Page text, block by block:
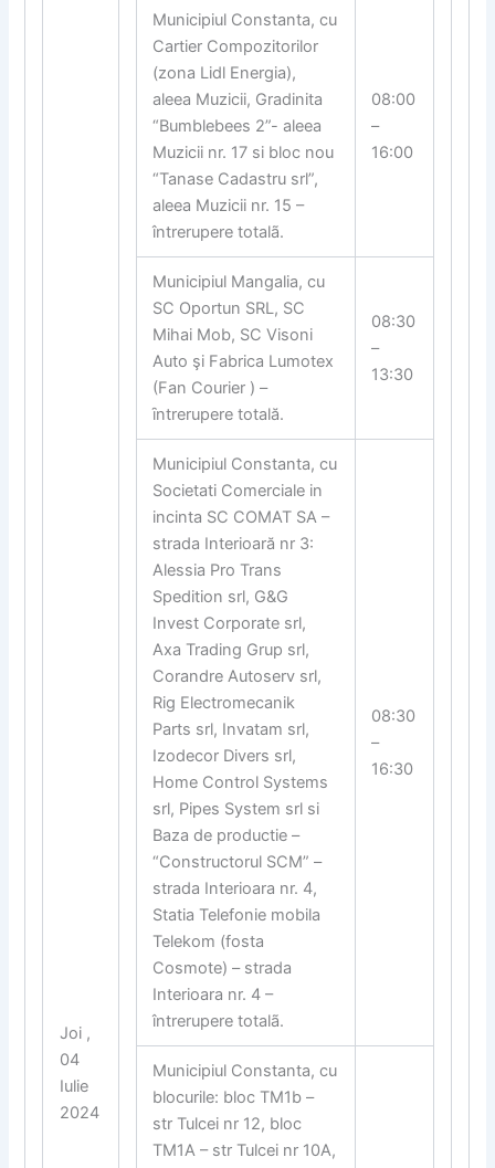
Joi ,
04
Iulie
2024
Municipiul Constanta, cu
Cartier Compozitorilor
(zona Lidl Energia),
aleea Muzicii, Gradinita
“Bumblebees 2”- aleea
Muzicii nr. 17 si bloc nou
“Tanase Cadastru srl”,
aleea Muzicii nr. 15 –
întrerupere totalã.
08:00
–
16:00
Municipiul Mangalia, cu
SC Oportun SRL, SC
Mihai Mob, SC Visoni
Auto şi Fabrica Lumotex
(Fan Courier ) –
ȋntrerupere totală.
08:30
–
13:30
Municipiul Constanta, cu
Societati Comerciale in
incinta SC COMAT SA –
strada Interioară nr 3:
Alessia Pro Trans
Spedition srl, G&G
Invest Corporate srl,
Axa Trading Grup srl,
Corandre Autoserv srl,
Rig Electromecanik
Parts srl, Invatam srl,
Izodecor Divers srl,
Home Control Systems
srl, Pipes System srl si
Baza de productie –
“Constructorul SCM” –
strada Interioara nr. 4,
Statia Telefonie mobila
Telekom (fosta
Cosmote) – strada
Interioara nr. 4 –
întrerupere totalã.
08:30
–
16:30
Municipiul Constanta, cu
blocurile: bloc TM1b –
str Tulcei nr 12, bloc
TM1A – str Tulcei nr 10A,